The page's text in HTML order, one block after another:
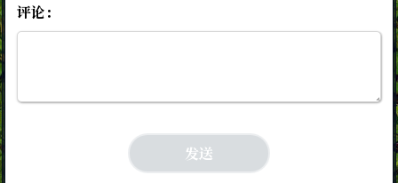
评论：